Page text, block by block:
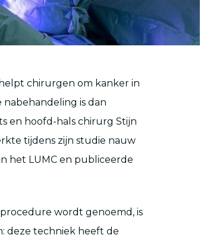
chirurgen om kanker in
is dan
en hoofd-hals chirurg Stijn
tijdens zijn studie nauw
het LUMC en publiceerde
wordt genoemd, is
deze techniek heeft de